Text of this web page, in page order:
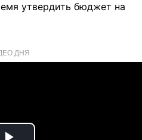
утвердить бюджет на
ДНЯ